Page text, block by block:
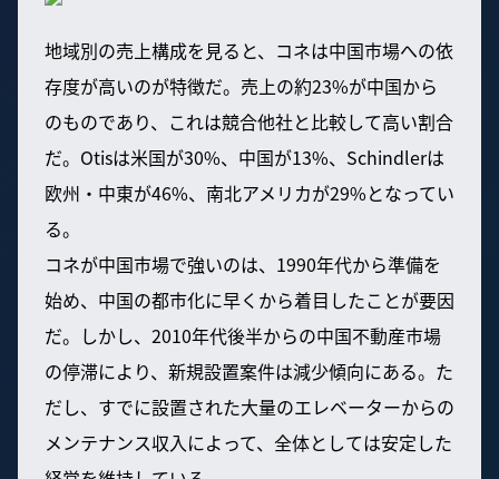
地域別の売上構成を見ると、コネは中国市場への依
存度が高いのが特徴だ。売上の約23%が中国から
のものであり、これは競合他社と比較して高い割合
だ。Otisは米国が30%、中国が13%、Schindlerは
欧州・中東が46%、南北アメリカが29%となってい
る。
コネが中国市場で強いのは、1990年代から準備を
始め、中国の都市化に早くから着目したことが要因
だ。しかし、2010年代後半からの中国不動産市場
の停滞により、新規設置案件は減少傾向にある。た
だし、すでに設置された大量のエレベーターからの
メンテナンス収入によって、全体としては安定した